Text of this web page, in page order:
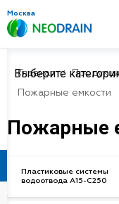
Москва
Главная
Пожарные емкости
Пожарные
Выберите
Пластиковые системы
водоотвода A15-C250